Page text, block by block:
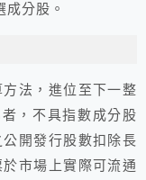
分股。
法，進位至下一整
，不具指數成分股
開發行股數扣除長
市場上實際可流通